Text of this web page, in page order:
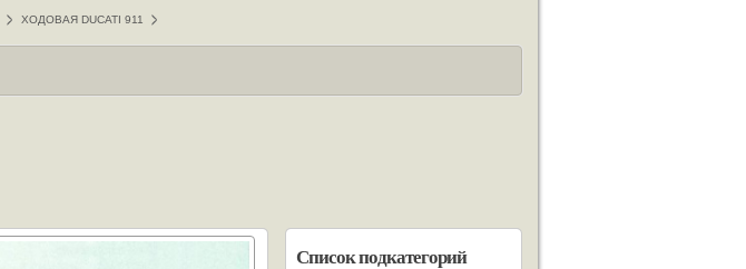
ХОДОВАЯ DUCATI 911
Список подкатегорий